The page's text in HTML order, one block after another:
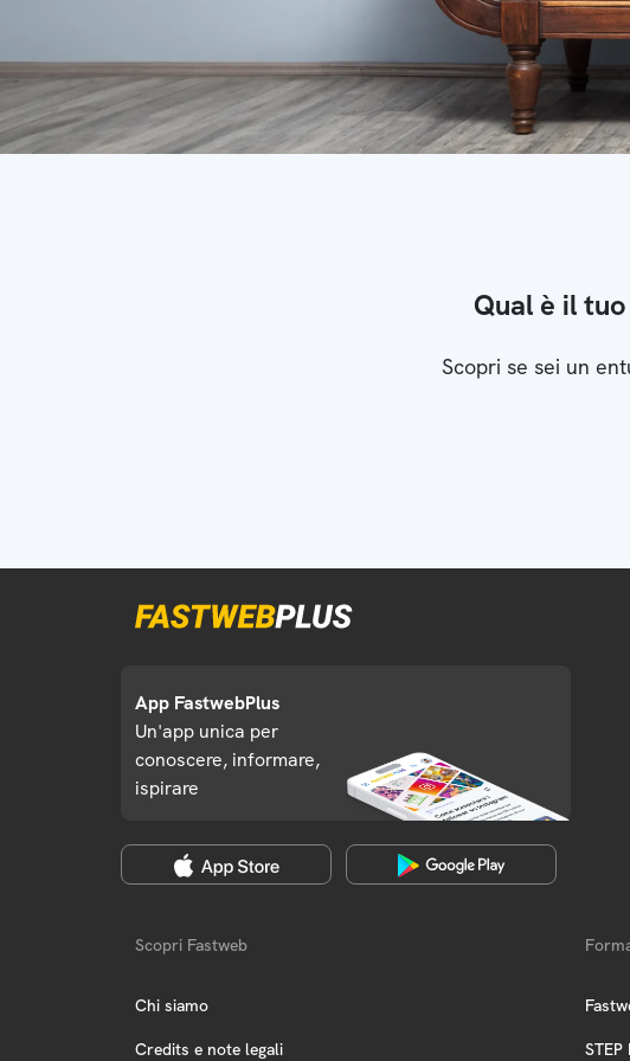
Qual è il
Scopri se sei un
App FastwebPlus
Un'app unica per
conoscere, informare,
ispirare
Scopri Fastweb
Chi siamo
Credits e note legali